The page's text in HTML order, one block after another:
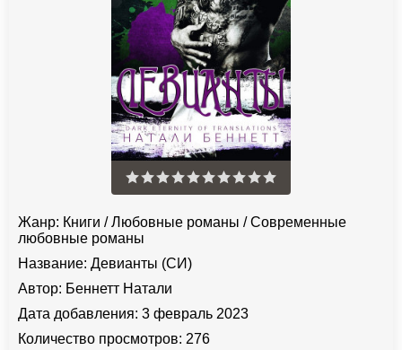
Жанр: Книги /Любовные романы /Современные
любовные романы
Название: Девианты (СИ)
Автор: Беннетт Натали
Дата добавления: 3 февраль 2023
Количество просмотров: 276